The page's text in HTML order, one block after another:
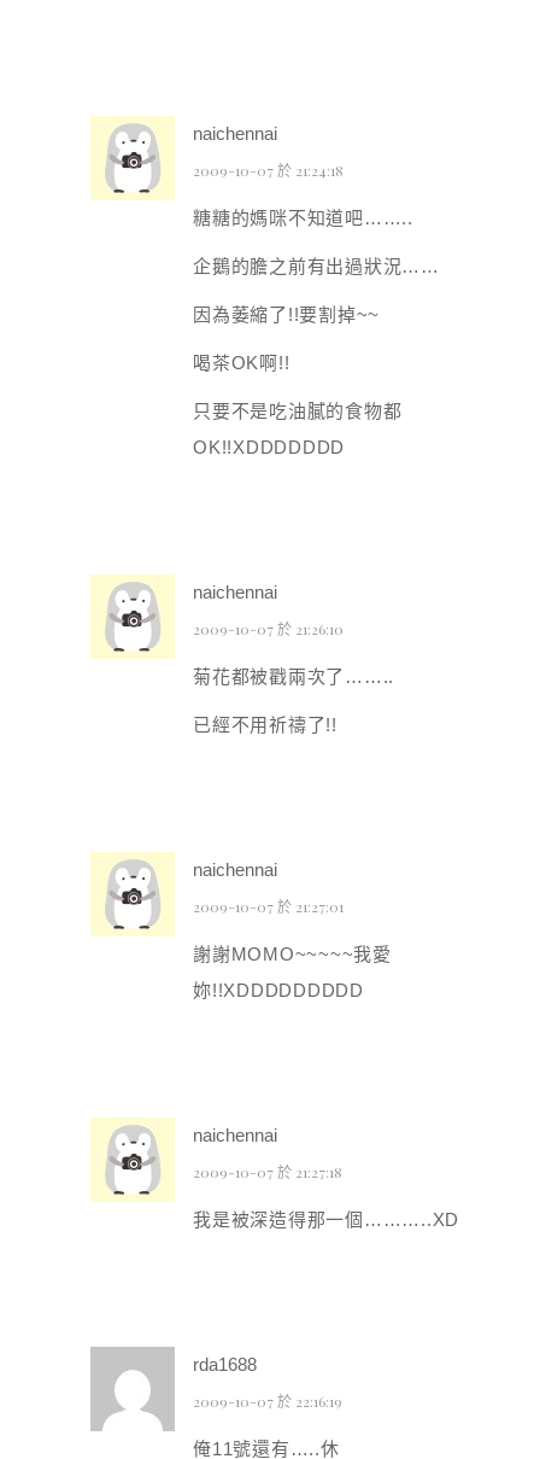
naichennai
2009-10-07 於 21:24:18
糖糖的媽咪不知道吧……..
企鵝的膽之前有出過狀況……
因為萎縮了!!要割掉~~
喝茶OK啊!!
只要不是吃油膩的食物都
OK!!XDDDDDDD
naichennai
2009-10-07 於 21:26:10
菊花都被戳兩次了……..
已經不用祈禱了!!
naichennai
2009-10-07 於 21:27:01
謝謝MOMO~~~~~我愛
妳!!XDDDDDDDDD
naichennai
2009-10-07 於 21:27:18
我是被深造得那一個………..XD
rda1688
2009-10-07 於 22:16:19
俺11號還有…..休